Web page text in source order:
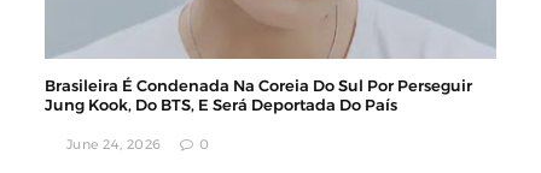
Brasileira É Condenada Na Coreia Do Sul Por Perseguir
Jung Kook, Do BTS, E Será Deportada Do País
June 24, 2026 0